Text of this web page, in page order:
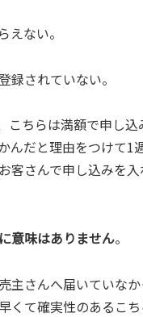
えない。
録されていない。
こちらは満額で申し
んだと理由をつけて1
客さんで申し込みを
意味はありません。
主さんへ届いていなか
くて確実性のあるこ